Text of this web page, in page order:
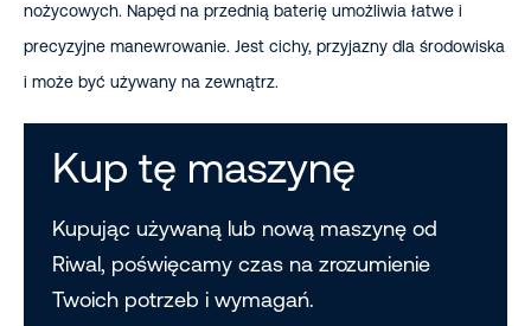
nożycowych. Napęd na przednią baterię umożliwia łatwe i
precyzyjne manewrowanie. Jest cichy, przyjazny dla środowiska
i może być używany na zewnątrz.
Kup tę maszynę
Kupując używaną lub nową maszynę od
Riwal, poświęcamy czas na zrozumienie
Twoich potrzeb i wymagań.